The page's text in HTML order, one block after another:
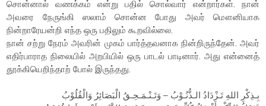
சொன்னால் வணக்கம் என்று பதில் சொல்வார் என்றார்கள். நான்
அவரை நேருங்கி ஸலாம் சொன்ன போது அவர் மௌனியாக
நின்றாரேயன்றி எந்த ஒரு பதிலும் கூறவில்லை.
நான் சற்று நேரம் அவரின் முகம் பார்த்தவனாக நின்றிருந்தேன். அவர்
எதிர்பாராத நிலையில் அறபியில் ஒரு பாடல் பாடினார். அது என்னைத்
தூக்கியெறிந்தாற் போல் இருந்தது.
بِـذِكْرِ اللهِ تَـزْدَادُ الـذُّنُـوْبُ – وَتَـنْـمَـحِـقُ الْبَصَائِرُ وَالْقُلُوْبُ